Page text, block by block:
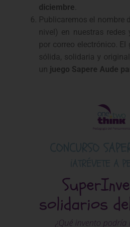
diciembre
Publicaremos el nombre
nivel) en nuestras
por correo electrónico.
sólida, solidaria y
un juego Sapere Aude